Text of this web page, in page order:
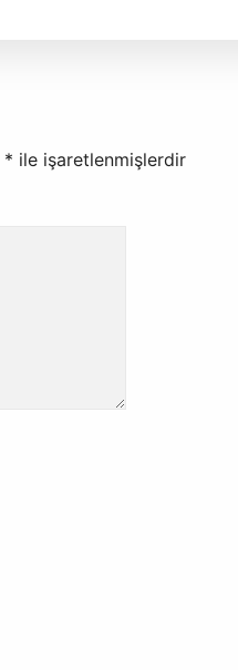
* ile işaretlenmişlerdir